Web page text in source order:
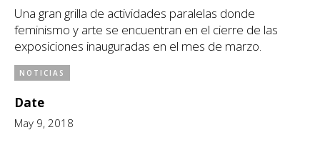
CCE en el interior/libros
Espacio itinerante de lectura infantil
Exposiciones
Formación
Género y Diversidad
Una gran grilla de actividades paralelas donde
feminismo y arte se encuentran en el cierre de las
exposiciones inauguradas en el mes de marzo.
NOTICIAS
Date
May 9, 2018